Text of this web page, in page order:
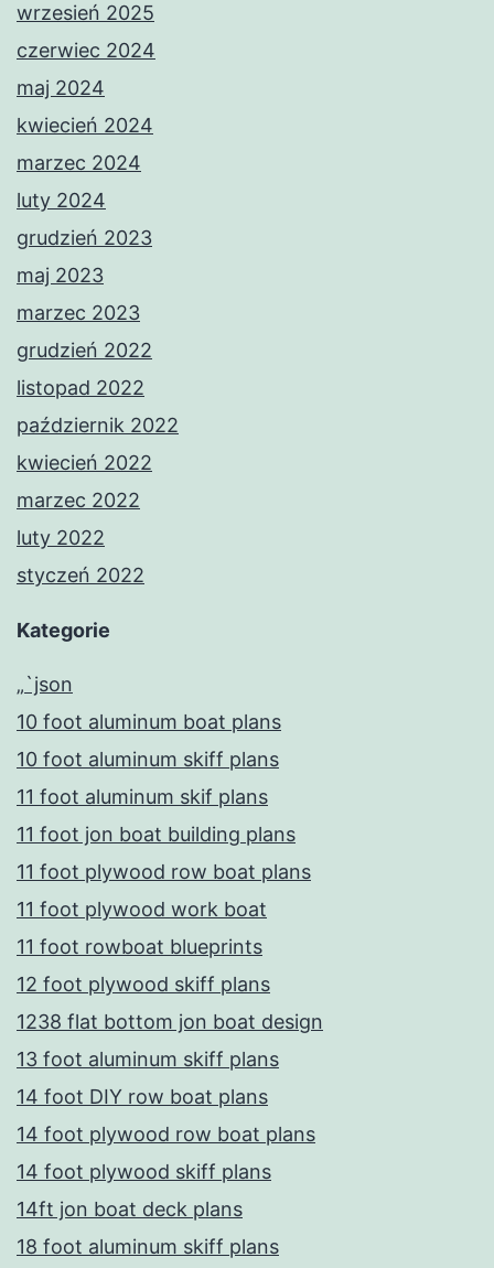
wrzesień 2025
czerwiec 2024
maj 2024
kwiecień 2024
marzec 2024
luty 2024
grudzień 2023
maj 2023
marzec 2023
grudzień 2022
listopad 2022
październik 2022
kwiecień 2022
marzec 2022
luty 2022
styczeń 2022
Kategorie
„`json
10 foot aluminum boat plans
10 foot aluminum skiff plans
11 foot aluminum skif plans
11 foot jon boat building plans
11 foot plywood row boat plans
11 foot plywood work boat
11 foot rowboat blueprints
12 foot plywood skiff plans
1238 flat bottom jon boat design
13 foot aluminum skiff plans
14 foot DIY row boat plans
14 foot plywood row boat plans
14 foot plywood skiff plans
14ft jon boat deck plans
18 foot aluminum skiff plans